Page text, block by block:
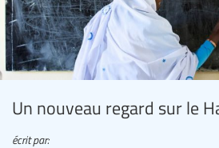
Un nouveau regard sur le
écrit par: